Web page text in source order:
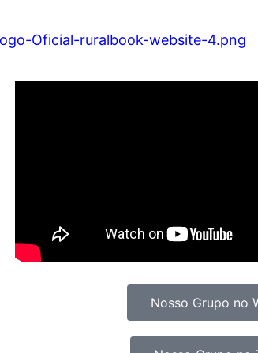
Nosso Grupo no